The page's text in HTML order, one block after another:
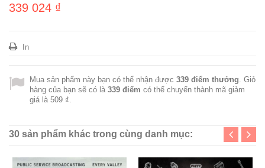
339 024 ₫
In
Mua sản phẩm này bạn có thể nhận được 339 điểm thưởng . Giỏ
hàng của bạn sẽ có là 339 điểm có thể chuyển thành mã giảm
giá là 509 ₫
30 sản phẩm khác trong cùng danh mục: